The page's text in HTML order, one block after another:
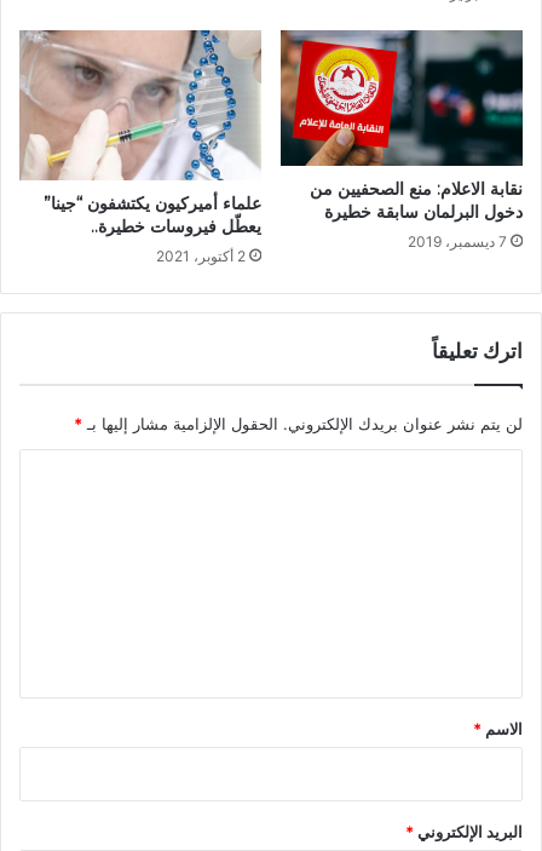
نقابة الاعلام: منع الصحفيين من
دخول البرلمان سابقة خطيرة
7 ديسمبر، 2019
علماء أميركيون يكتشفون “جينا”
يعطّل فيروسات خطيرة..
2 أكتوبر، 2021
اترك تعليقاً
لن يتم نشر عنوان بريدك الإلكتروني. الحقول الإلزامية مشار إليها بـ *
*
الاسم *
البريد الإلكتروني*